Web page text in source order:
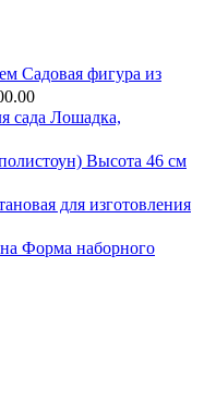
Садовая фигура из
сада Лошадка,
Высота 46 см
для изготовления
Форма наборного